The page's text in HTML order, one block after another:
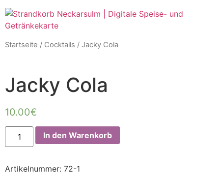
Startseite / Cocktails / Jacky Cola
Jacky Cola
10.00€
In den Warenkorb
Artikelnummer: 72-1